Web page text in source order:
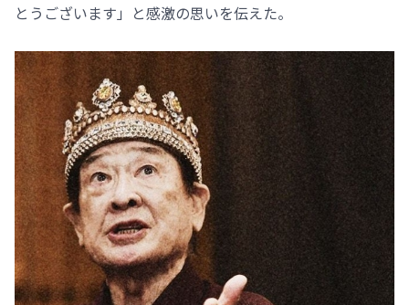
とうございます」と感激の思いを伝えた。